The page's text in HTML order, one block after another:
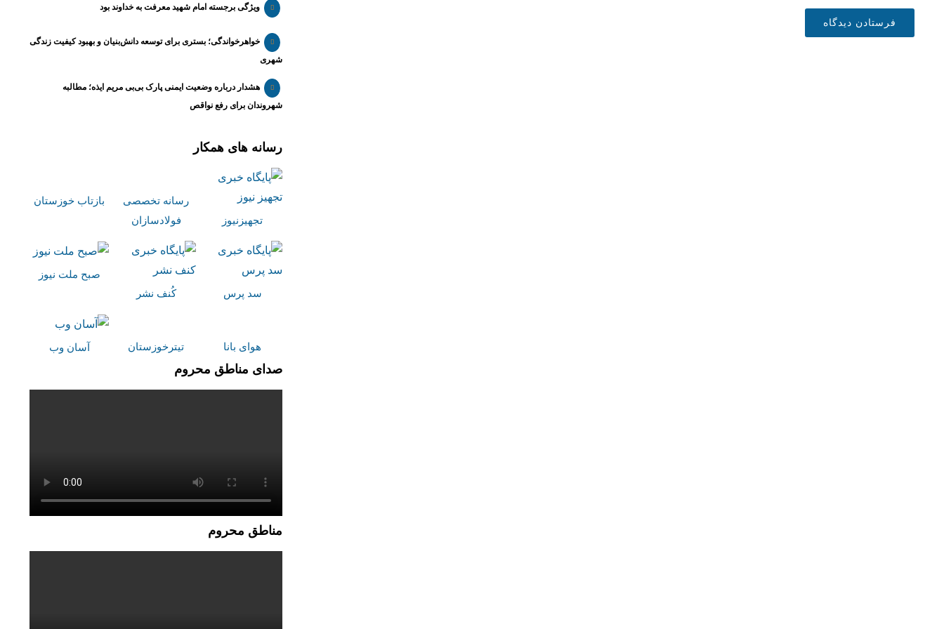
ویژگی برجسته امام شهید معرفت به خداوند بود
خواهرخواندگی؛ بستری برای توسعه دانش‌بنیان و بهبود کیفیت زندگی
شهری
هشدار درباره وضعیت ایمنی پارک بی‌بی مریم ایذه؛ مطالبه
شهروندان برای رفع نواقص
رسانه های همکار
تجهیزنیوز
رسانه تخصصی
فولادسازان
بازتاب خوزستان
سد پرس کُنف نشر
صبح ملت نیوز
هوای بانا تیترخوزستان آسان وب
صدای مناطق محروم
مناطق محروم